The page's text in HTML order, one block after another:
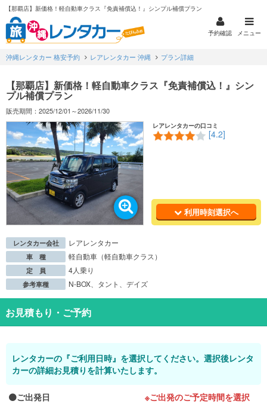
【那覇店】新価格！軽自動車クラス『免責補償込！』シンプル補償プラン
予約確認 メニュー
沖縄レンタカー 格安予約 レアレンタカー 沖縄 プラン詳細
【那覇店】新価格！軽自動車クラス『免責補償込！』シン
プル補償プラン
販売期間：2025/12/01～2026/11/30
レアレンタカーの口コミ
[4.2]
利用時刻選択へ
レンタカー会社 レアレンタカー
車 種 軽自動車（軽自動車クラス）
定 員 4人乗り
参考車種 N-BOX、タント、デイズ
お見積もり・ご予約
レンタカーの『ご利用日時』を選択してください。選択後レンタ
カーの詳細お見積りを計算いたします。
ご出発日 ※ご出発のご予定時間を選択